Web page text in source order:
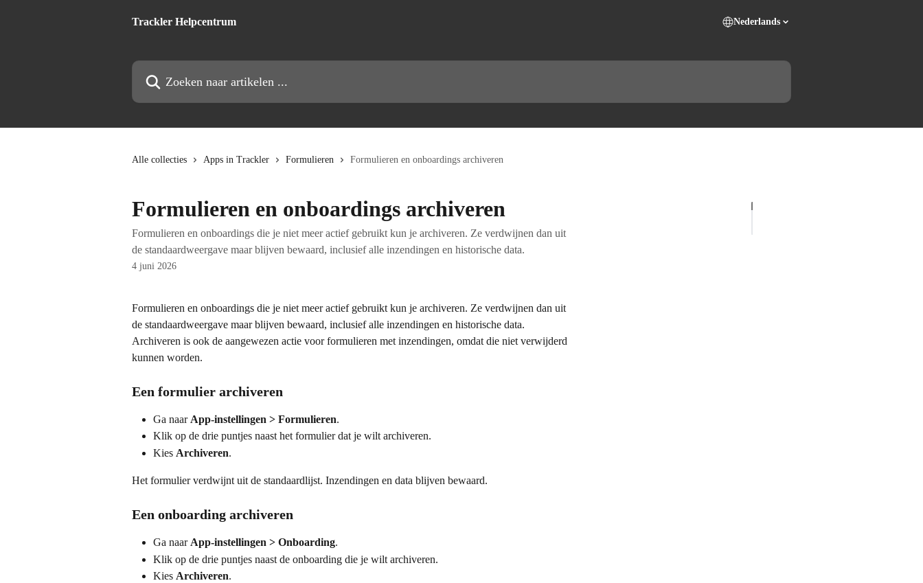
Trackler Helpcentrum
Nederlands
Zoeken naar artikelen ...
Alle collecties Apps in Trackler Formulieren Formulieren en onboardings archiveren
Formulieren en onboardings archiveren
Formulieren en onboardings die je niet meer actief gebruikt kun je archiveren. Ze verdwijnen dan uit
de standaardweergave maar blijven bewaard, inclusief alle inzendingen en historische data.
4 juni 2026
Formulieren en onboardings die je niet meer actief gebruikt kun je archiveren. Ze verdwijnen dan uit
de standaardweergave maar blijven bewaard, inclusief alle inzendingen en historische data.
Archiveren is ook de aangewezen actie voor formulieren met inzendingen, omdat die niet verwijderd
kunnen worden.
Een formulier archiveren
Ga naar App-instellingen > Formulieren.
Klik op de drie puntjes naast het formulier dat je wilt archiveren.
Kies Archiveren.
Het formulier verdwijnt uit de standaardlijst. Inzendingen en data blijven bewaard.
Een onboarding archiveren
Ga naar App-instellingen > Onboarding.
Klik op de drie puntjes naast de onboarding die je wilt archiveren.
Kies Archiveren.